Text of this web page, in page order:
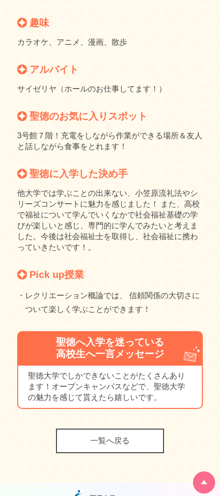
趣味
カラオケ、アニメ、漫画、散歩
アルバイト
サイゼリヤ（ホールのお仕事してます！）
聖徳のお気に入りスポット
3号館７階！充電をしながら作業ができる場所＆友人
と話しながら食事をとれます！
聖徳に入学した決め手
他大学では学ぶことの出来ない、小笠原流礼法やシ
リーズコンサートに魅力を感じました！ また、高校
で福祉について学んでいくなかで社会福祉基礎の学
びが楽しいと感じ、専門的に学んでみたいと考えま
した。今後は社会福祉士を取得し、社会福祉に携わ
っていきたいです！。
Pick up授業
・レクリエーション概論では、 信頼関係の大切さに
ついて楽しく学ぶことができます！
聖徳へ入学を迷っている
高校生へ一言メッセージ
聖徳大学でしかできないことがたくさんあり
ます！オープンキャンパスなどで、聖徳大学
の魅力を感じて貰えたら嬉しいです。
一覧へ戻る